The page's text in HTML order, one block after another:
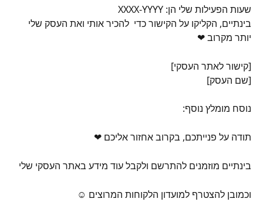
שעות הפעילות שלי הן: XXXX-YYYY
בינתיים, הקליקו על הקישור כדי  להכיר אותי ואת העסק שלי
יותר מקרוב ❤
[קישור לאתר העסקי]
[שם העסק]
נוסח מומלץ נוסף:
תודה על פנייתכם, בקרוב אחזור אליכם ❤
בינתיים מוזמנים להתרשם ולקבל עוד מידע באתר העסקי שלי
וכמובן להצטרף למועדון הלקוחות המרוצים ☺